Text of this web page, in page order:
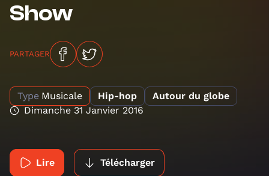
Show
PARTAGER
Type Musicale Hip-hop
Autour du globe
Dimanche 31 Janvier 2016
Lire Télécharger